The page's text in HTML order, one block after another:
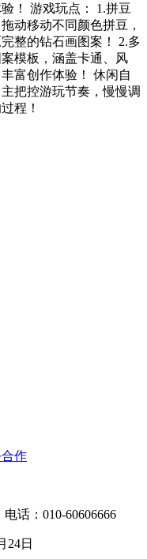
！ 游戏玩点： 1.拼豆
动移动不同颜色拼豆，
整的钻石画图案！ 2.多
模板，涵盖卡通、风
富创作体验！ 休闲自
把控游玩节奏，慢慢调
程！
作
话：010-60606666
24日